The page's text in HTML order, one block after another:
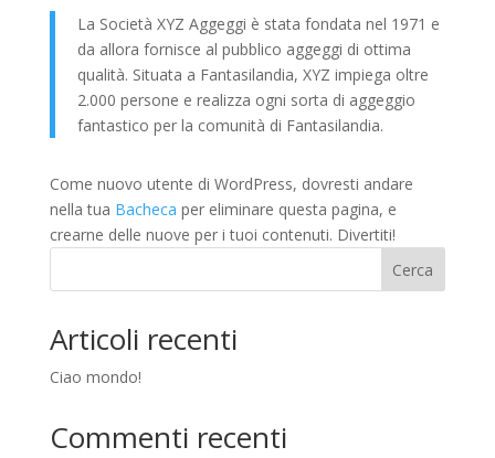
La Società XYZ Aggeggi è stata fondata nel 1971 e
da allora fornisce al pubblico aggeggi di ottima
qualità. Situata a Fantasilandia, XYZ impiega oltre
2.000 persone e realizza ogni sorta di aggeggio
fantastico per la comunità di Fantasilandia.
Come nuovo utente di WordPress, dovresti andare
nella tua Bacheca per eliminare questa pagina, e
crearne delle nuove per i tuoi contenuti. Divertiti!
Cerca
Articoli recenti
Ciao mondo!
Commenti recenti